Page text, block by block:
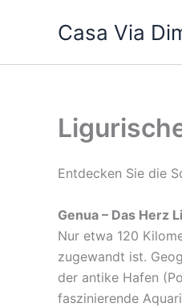
Casa Via
Entdecken Sie die
Genua – Das Herz
Nur etwa 120
zugewandt ist.
der antike Hafen
faszinierende